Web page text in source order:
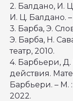
2. Балдано, И.
И. Ц. Балдано.
3. Барба, Э.
Э. Барба, Н.
театр, 2010.
4. Барбьери, Д.
действия.
Барбьери. – М.
2022.